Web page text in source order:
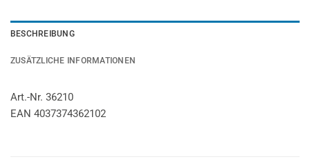
BESCHREIBUNG
ZUSÄTZLICHE INFORMATIONEN
Art.-Nr. 36210
EAN 4037374362102